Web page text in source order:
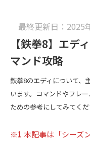
最終更新日：2025
【鉄拳8】エデ
マンド攻略
鉄拳8のエディについて、
います。コマンドやフレ
ための参考にしてみてくだ
※1 本記事は「シーズ